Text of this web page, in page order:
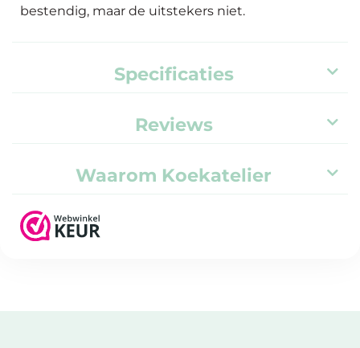
bestendig, maar de uitstekers niet.
Specificaties
Reviews
Waarom Koekatelier